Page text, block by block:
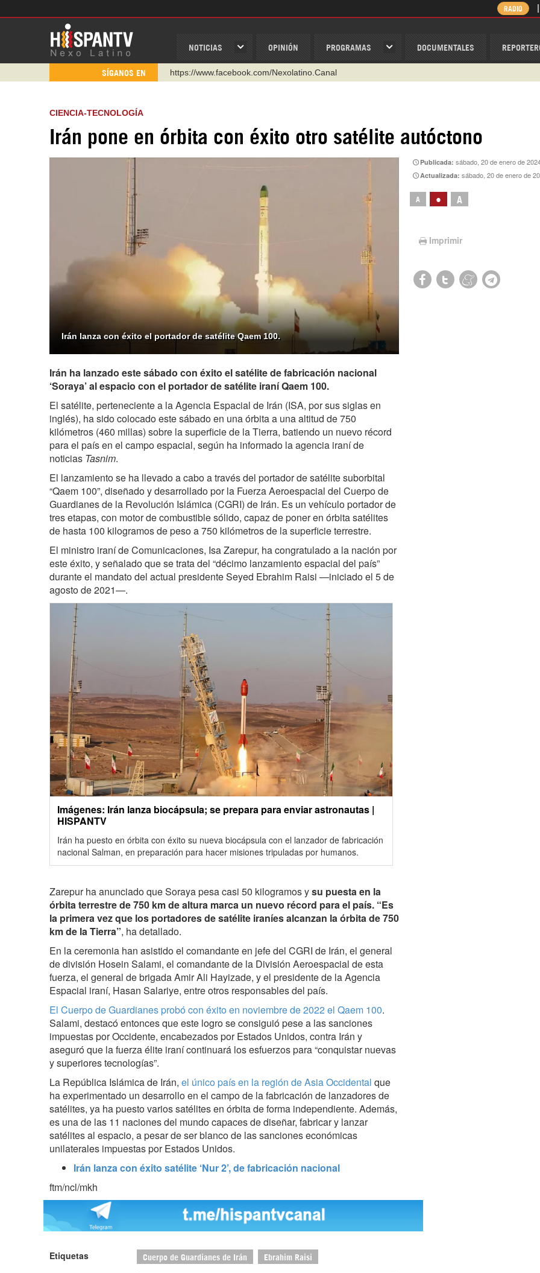
NOTICIAS OPINIÓN PROGRAMAS DOCUMENTALES
RADIO
SÍGANOS EN
https://www.facebook.com/Nexolatino.Canal
https://urmedium.com/c/hispantv
CIENCIA-TECNOLOGÍA
Irán pone en órbita con éxito otro satélite autóctono
Irán lanza con éxito el portador de satélite Qaem 100.
Publicada:sábado, 20 de enero de
Actualizada:sábado, 20 de enero de
A • A
Imprimir
Irán ha lanzado este sábado con éxito el satélite de fabricación nacional
‘Soraya’ al espacio con el portador de satélite iraní Qaem 100.
El satélite, perteneciente a la Agencia Espacial de Irán (ISA, por sus siglas en
inglés), ha sido colocado este sábado en una órbita a una altitud de 750
kilómetros (460 millas) sobre la superficie de la Tierra, batiendo un nuevo récord
para el país en el campo espacial, según ha informado la agencia iraní de
noticias Tasnim.
El lanzamiento se ha llevado a cabo a través del portador de satélite suborbital
“Qaem 100”, diseñado y desarrollado por la Fuerza Aeroespacial del Cuerpo de
Guardianes de la Revolución Islámica (CGRI) de Irán. Es un vehículo portador de
tres etapas, con motor de combustible sólido, capaz de poner en órbita satélites
de hasta 100 kilogramos de peso a 750 kilómetros de la superficie terrestre.
El ministro iraní de Comunicaciones, Isa Zarepur, ha congratulado a la nación por
este éxito, y señalado que se trata del “décimo lanzamiento espacial del país”
durante el mandato del actual presidente Seyed Ebrahim Raisi —iniciado el 5 de
agosto de 2021—.
Imágenes: Irán lanza biocápsula; se prepara para enviar astronautas |
HISPANTV
Irán ha puesto en órbita con éxito su nueva biocápsula con el lanzador de fabricación
nacional Salman, en preparación para hacer misiones tripuladas por humanos.
Zarepur ha anunciado que Soraya pesa casi 50 kilogramos ysu puesta en la
órbita terrestre de 750 km de altura marca un nuevo récord para el país. “Es
la primera vez que los portadores de satélite iraníes alcanzan la órbita de 750
km de la Tierra”, ha detallado.
En la ceremonia han asistido el comandante en jefe del CGRI de Irán, el general
de división Hosein Salami, el comandante de la División Aeroespacial de esta
fuerza, el general de brigada Amir Ali Hayizade, y el presidente de la Agencia
Espacial iraní, Hasan Salariye, entre otros responsables del país.
El Cuerpo de Guardianes probó con éxito en noviembre de 2022 el Qaem 100.
Salami, destacó entonces que este logro se consiguió pese a las sanciones
impuestas por Occidente, encabezados por Estados Unidos, contra Irán y
aseguró que la fuerza élite iraní continuará los esfuerzos para “conquistar nuevas
y superiores tecnologías”.
La República Islámica de Irán, el único país en la región de Asia Occidental que
ha experimentado un desarrollo en el campo de la fabricación de lanzadores de
satélites, ya ha puesto varios satélites en órbita de forma independiente. Además,
es una de las 11 naciones del mundo capaces de diseñar, fabricar y lanzar
satélites al espacio, a pesar de ser blanco de las sanciones económicas
unilaterales impuestas por Estados Unidos.
Irán lanza con éxito satélite ‘Nur 2’, de fabricación nacional
ftm/ncl/mkh
Etiquetas Cuerpo de Guardianes de Irán Ebrahim Raisi